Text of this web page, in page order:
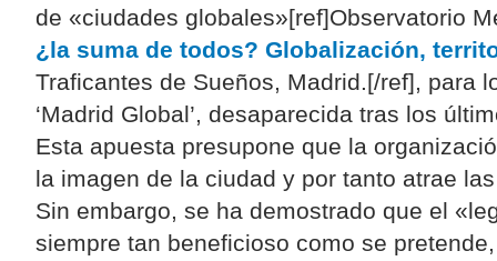
de «ciudades globales»[ref]Observatorio
¿la suma de todos? Globalización,
Traficantes de Sueños, Madrid.[/ref], para
‘Madrid Global’, desaparecida tras los
Esta apuesta presupone que la
la imagen de la ciudad y por tanto atrae
Sin embargo, se ha demostrado que el
siempre tan beneficioso como se